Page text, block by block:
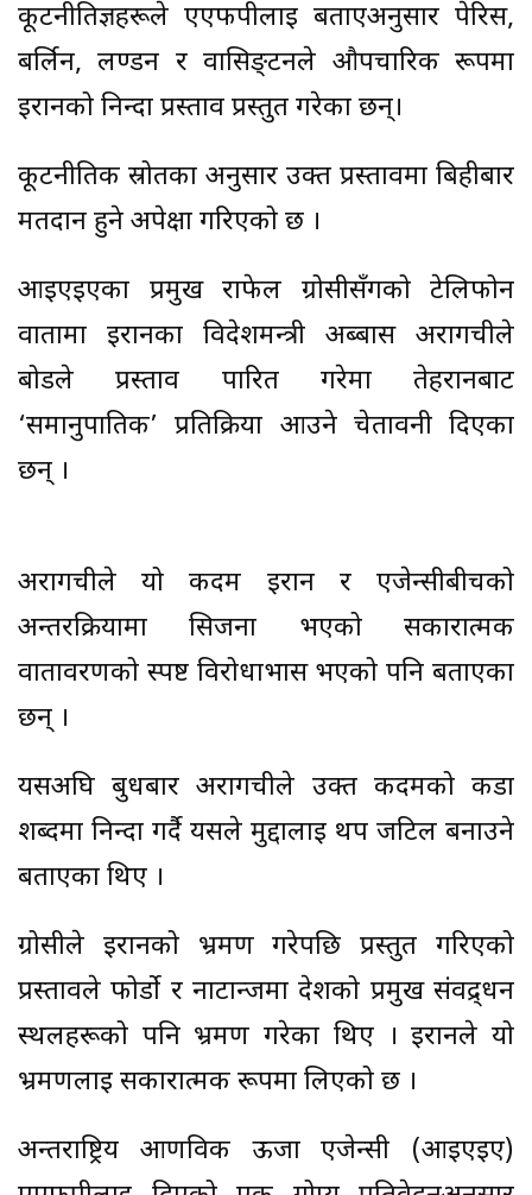
कूटनीतिज्ञहरूले एएफपीलाई बताएअनुसार पेरिस,
बर्लिन, लण्डन र वासिङ्टनले औपचारिक रूपमा
इरानको निन्दा प्रस्ताव प्रस्तुत गरेका छन्।
कूटनीतिक स्रोतका अनुसार उक्त प्रस्तावमा बिहीबार
मतदान हुने अपेक्षा गरिएको छ ।
आईएईएका प्रमुख राफेल ग्रोसीसँगको टेलिफोन
वार्तामा इरानका विदेशमन्त्री अब्बास अरागचीले
बोर्डले प्रस्ताव पारित गरेमा तेहरानबाट
‘समानुपातिक’ प्रतिक्रिया आउने चेतावनी दिएका
छन् ।
अरागचीले यो कदम इरान र एजेन्सीबीचको
अन्तरक्रियामा सिर्जना भएको सकारात्मक
वातावरणको स्पष्ट विरोधाभास भएको पनि बताएका
छन् ।
यसअघि बुधबार अरागचीले उक्त कदमको कडा
शब्दमा निन्दा गर्दै यसले मुद्दालाई थप जटिल बनाउने
बताएका थिए ।
ग्रोसीले इरानको भ्रमण गरेपछि प्रस्तुत गरिएको
प्रस्तावले फोर्डो र नाटान्जमा देशको प्रमुख संवद्र्धन
स्थलहरूको पनि भ्रमण गरेका थिए । इरानले यो
भ्रमणलाई सकारात्मक रूपमा लिएको छ ।
अन्तर्राष्ट्रिय आणविक ऊर्जा एजेन्सी (आईएईए)